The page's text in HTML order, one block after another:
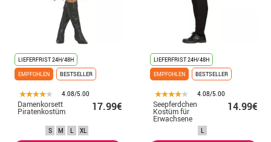
LIEFERFRIST 24H/48H
EMPFOHLEN
BESTSELLER
4.08/5.00
Damenkorsett
Piratenkostüm 17.99€
S M L XL
LIEFERFRIST 24H/48H
EMPFOHLEN
BESTSELLER
4.08/5.00
Seepferdchen
Kostüm für
Erwachsene
14.99€
L